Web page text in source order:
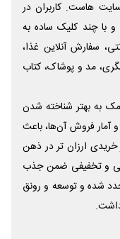
‌هاست. کاربران در
و با چند کلیک ساده به
سفارش آنلاین غذا،
مد و پوشاک، کتاب
به بهتر شناخته شدن
آمار فروش آن‌ها، باعث
ارزان تر در ذهن
و تخفیفی ضمن جذب
شده و توسعه و رونق